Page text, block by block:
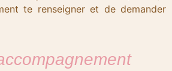
te renseigner et de demander